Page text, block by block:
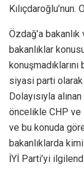
Özdağ’a
bakanlıklar
siyasi parti olarak
Dolayısıyla
öncelikle CHP ve
ve bu konuda
bakanlıklarda
İYİ Parti’yi